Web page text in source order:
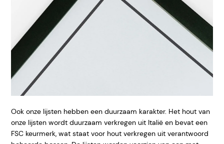
Ook onze lijsten hebben een duurzaam karakter. Het hout van
onze lijsten wordt duurzaam verkregen uit Italië en bevat een
FSC keurmerk, wat staat voor hout verkregen uit verantwoord